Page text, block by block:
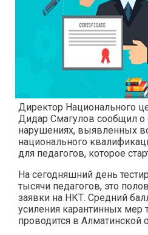
Директор Национального
Дидар Смагулов сообщил о
нарушениях, выявленных
национального
для педагогов, которое
На сегодняшний день
тысячи педагогов, это
заявки на НКТ. Средний
усиления карантинных мер
проводится в Алматинской